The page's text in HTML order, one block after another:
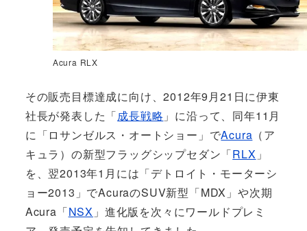
Acura RLX
その販売目標達成に向け、2012年9月21日に伊東
社長が発表した「成長戦略 」に沿って、同年11月
に「ロサンゼルス・オートショー」でAcura （ア
キュラ）の新型フラッグシップセダン「RLX 」
を、翌2013年1月には「デトロイト・モーターシ
ョー2013」でAcuraのSUV新型「MDX」や次期
Acura「NSX 」進化版を次々にワールドプレミ